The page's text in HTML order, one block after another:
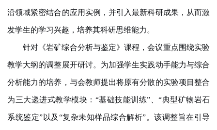
沿领域紧密结合的应用实例，并引入最新科研成果，从而激
发学生的学习兴趣，培养其科研思维能力。
针对《岩矿综合分析与鉴定》课程，会议重点围绕实验
教学大纲的调整展开研讨。为加强学生实践动手能力与综合
分析能力的培养，与会教师提出将原有分散的实验项目整合
为三大递进式教学模块：“基础技能训练”、“典型矿物岩石
系统鉴定”以及“复杂未知样品综合解析”。该调整旨在引导